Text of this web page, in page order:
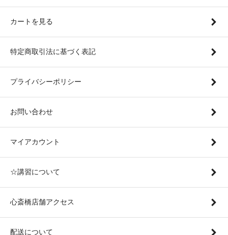
カートを見る
特定商取引法に基づく表記
プライバシーポリシー
お問い合わせ
マイアカウント
☆講習について
心斎橋店舗アクセス
配送について